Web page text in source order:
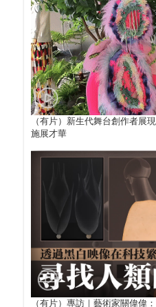
（有片）新生代舞台創作者
施展才華
（有片）專訪｜藝術家關偉偉